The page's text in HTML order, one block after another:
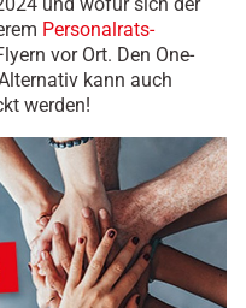
Personalrats-
vor Ort. Den One-
kann auch
werden!